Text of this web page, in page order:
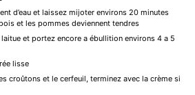
d’eau et laissez mijoter environs 20 minutes
et les pommes deviennent tendres
et portez encore a ébullition environs 4 a 5
lisse
croûtons et le cerfeuil, terminez avec la crème si